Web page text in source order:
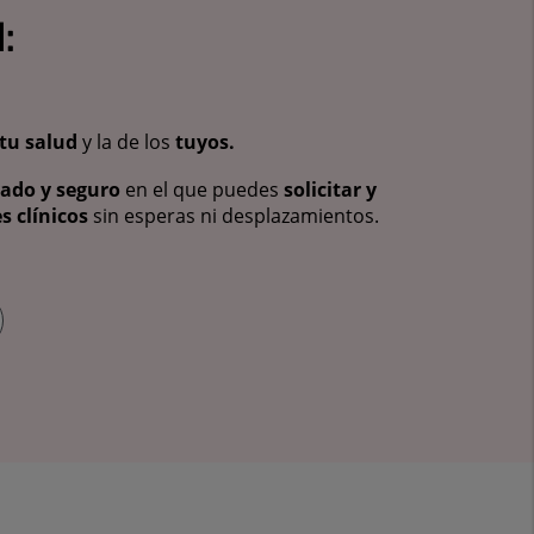
tu salud y la de los tuyos.
y seguro en el que puedes solicitar y
clínicos sin esperas ni desplazamientos.